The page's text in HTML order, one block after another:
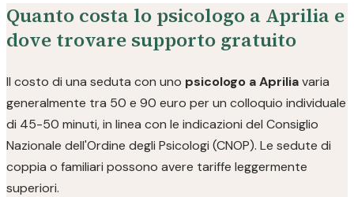
Quanto costa lo psicologo a Aprilia e
dove trovare supporto gratuito
Il costo di una seduta con uno psicologo a Apriliavaria
generalmente tra 50 e 90 euro per un colloquio individuale
di 45-50 minuti, in linea con le indicazioni del Consiglio
Nazionale dell'Ordine degli Psicologi (CNOP). Le sedute di
coppia o familiari possono avere tariffe leggermente
superiori.